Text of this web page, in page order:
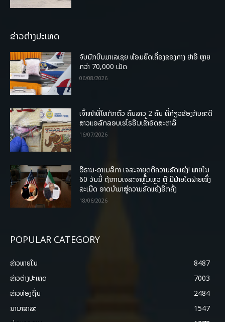
ຂ່າວຕ່າງປະເທດ
ຈັບນັກບິນມາເລເຊຍ ພ້ອມຍຶດເຄື່ອງຂອງກາງ ຢາອີ ຫຼາຍ
ກວ່າ 70,000 ເມັດ
06/08/2026
ເຈົ້າໜ້າທີ່ໄທກັກຕົວ ຄົນລາວ 2 ຄົນ ທີ່ກ່ຽວຂ້ອງກັບຄະດີ
ສາວແອລັກລອບເຮໂຣອີນເຂົ້າອົດສະຕາລີ
16/07/2026
ອີຣານ-ອາເມລິກາ ເຈລະຈາຍຸດຕິຄວາມຂັດແຍ່ງ! ພາຍໃນ
60 ວັນນີ້ ຖ້າການເຈລະຈາຫຼົ້ມເຫຼວ ຫຼື ມີຝ່າຍໃດຝ່າຍໜຶ່ງ
ລະເມີດ ອາດນໍາມາສູ່ຄວາມຂັດແຍ້ງອີກຄັ້ງ
18/06/2026
POPULAR CATEGORY
ຂ່າວພາຍ​ໃນ
8487
ຂ່າວຕ່າງປະເທດ
7003
ຂ່າວທ້ອງຖິ່ນ
2484
ນານາສາລະ
1547